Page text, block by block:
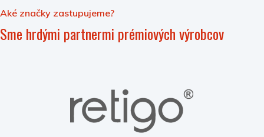
Aké značky zastupujeme?
Sme hrdými partnermi prémiových výrobcov